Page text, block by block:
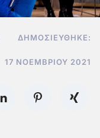
ΔΗΜΟΣΙΕΎΘΗΚΕ:
17 ΝΟΕΜΒΡΊΟΥ 2021